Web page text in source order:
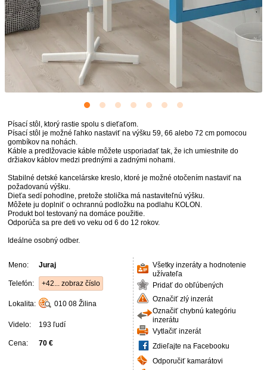
Písací stôl, ktorý rastie spolu s dieťaťom.
Písací stôl je možné ľahko nastaviť na výšku 59, 66 alebo 72 cm pomocou
gombíkov na nohách.
Káble a predlžovacie káble môžete usporiadať tak, že ich umiestnite do
držiakov káblov medzi prednými a zadnými nohami.
Stabilné detské kancelárske kreslo, ktoré je možné otočením nastaviť na
požadovanú výšku.
Dieťa sedí pohodlne, pretože stolička má nastaviteľnú výšku.
Môžete ju doplniť o ochrannú podložku na podlahu KOLON.
Produkt bol testovaný na domáce použitie.
Odporúča sa pre deti vo veku od 6 do 12 rokov.
Ideálne osobný odber.
Meno: Juraj
Telefón: +42... zobraz číslo
Lokalita: 010 08 Žilina
Videlo: 193 ľudí
Cena: 70 €
Všetky inzeráty a hodnotenie
užívateľa
Pridať do obľúbených
Označiť zlý inzerát
Označiť chybnú kategóriu
inzerátu
Vytlačiť inzerát
Zdieľajte na Facebooku
Odporučiť kamarátovi